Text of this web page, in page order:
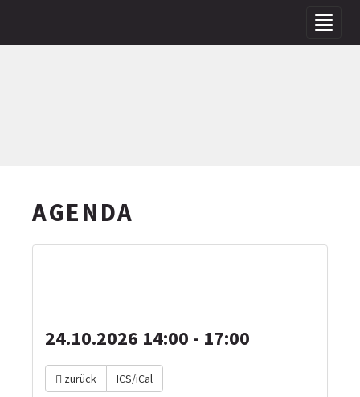
Toggle
AGENDA
24.10.2026 14:00 - 17:00
zurück ICS/iCal